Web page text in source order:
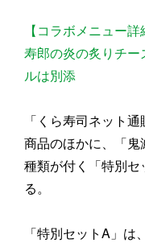
【コラボメニュー
寿郎の炎の炙りチ
ルは別添
「くら寿司ネット
商品のほかに、「
種類が付く「特別
る。
「特別セットA」